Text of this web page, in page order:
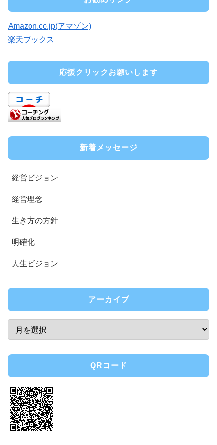
Amazon.co.jp(アマゾン)
楽天ブックス
応援クリックお願いします
新着メッセージ
経営ビジョン
経営理念
生き方の方針
明確化
人生ビジョン
アーカイブ
QRコード